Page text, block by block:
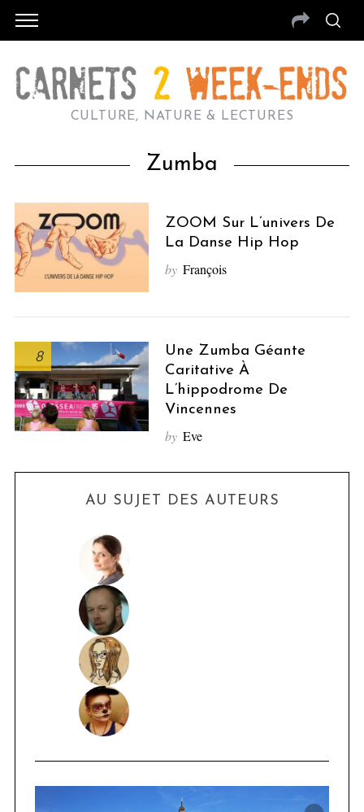
CULTURE, NATURE & LECTURES
Zumba
ZOOM Sur L’univers De
La Danse Hip Hop
by François
8
Une Zumba Géante
Caritative À
L’hippodrome De
Vincennes
by Eve
AU SUJET DES AUTEURS